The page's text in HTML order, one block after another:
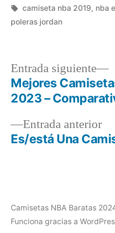
en
Etiquetas:
camiseta nba 2019, nba
poleras jordan
Navegación
entradas
Entrada anterior
Es/está Una
Entrada siguiente
Mejores
2023 –
Camisetas NBA Baratas
Funciona gracias a